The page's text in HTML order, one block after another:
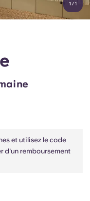
1 /1
et utilisez le code
d'un remboursement